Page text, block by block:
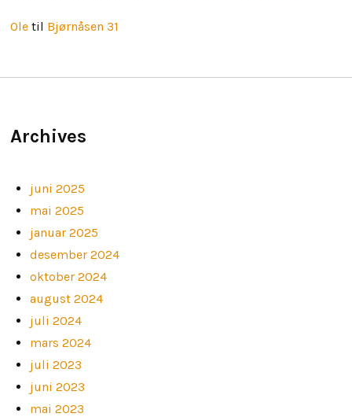
Oletil Bjørnåsen 31
Archives
juni 2025
mai 2025
januar 2025
desember 2024
oktober 2024
august 2024
juli 2024
mars 2024
juli 2023
juni 2023
mai 2023